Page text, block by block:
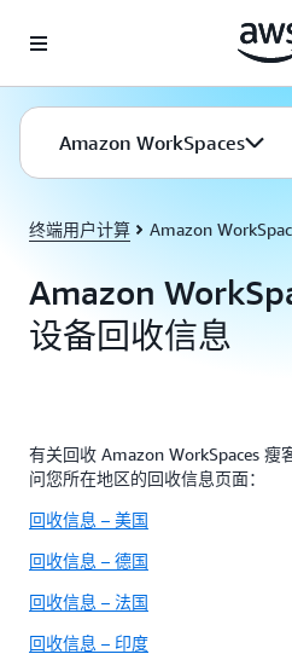
Amazon WorkSpaces
终端用户计算 Amazon
Amazon
设备回收信息
有关回收 Amazon WorkSpaces 瘦
问您所在地区的回收信息页面：
回收信息 – 美国
回收信息 – 德国
回收信息 – 法国
回收信息 – 印度